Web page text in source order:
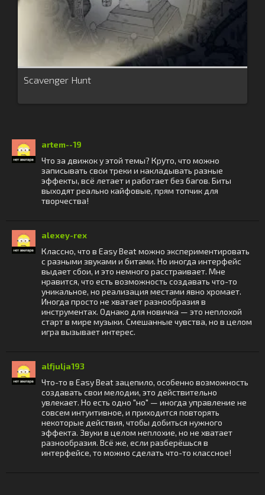
Scavenger Hunt
artem--19
Что за движок у этой темы? Круто, что можно
записывать свои треки и накладывать разные
эффекты, всё летает и работает без багов. Биты
выходят реально кайфовые, прям топчик для
творчества!
alexey-rex
Классно, что в Easy Beat можно экспериментировать
с разными звуками и битами. Но иногда интерфейс
выдает сбои, и это немного расстраивает. Мне
нравится, что есть возможность создавать что-то
уникальное, но реализация местами явно хромает.
Иногда просто не хватает разнообразия в
инструментах. Однако для новичка — это неплохой
старт в мире музыки. Смешанные чувства, но в целом
игра вызывает интерес.
alfjulja193
Что-то в Easy Beat зацепило, особенно возможность
создавать свои мелодии, это действительно
увлекает. Но есть одно "но" — иногда управление не
совсем интуитивное, и приходится повторять
некоторые действия, чтобы добиться нужного
эффекта. Звуки в целом неплохие, но не хватает
разнообразия. Всё же, если разберёшься в
интерфейсе, то можно сделать что-то классное!